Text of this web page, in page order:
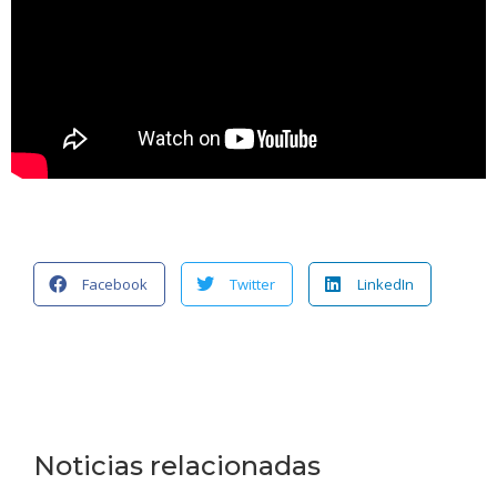
Facebook Twitter LinkedIn
Noticias relacionadas